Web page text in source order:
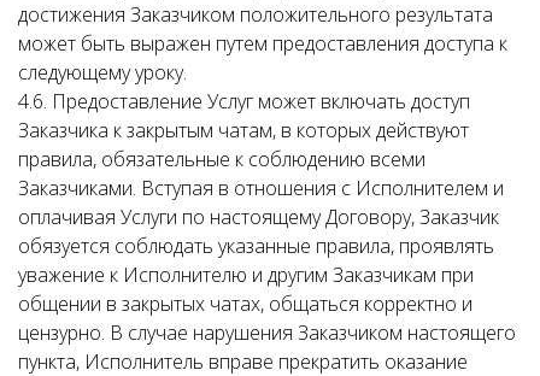
достижения Заказчиком положительного результата
может быть выражен путем предоставления доступа к
следующему уроку.
4.6. Предоставление Услуг может включать доступ
Заказчика к закрытым чатам, в которых действуют
правила, обязательные к соблюдению всеми
Заказчиками. Вступая в отношения с Исполнителем и
оплачивая Услуги по настоящему Договору, Заказчик
обязуется соблюдать указанные правила, проявлять
уважение к Исполнителю и другим Заказчикам при
общении в закрытых чатах, общаться корректно и
цензурно. В случае нарушения Заказчиком настоящего
пункта, Исполнитель вправе прекратить оказание